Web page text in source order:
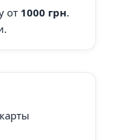
от 1000 грн.